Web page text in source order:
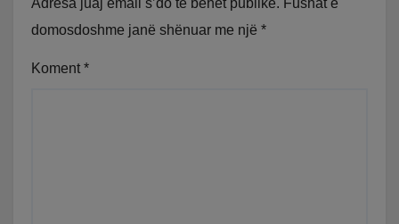
Adresa juaj email s’do të bëhet publike. Fushat e
domosdoshme janë shënuar me një *
Koment *